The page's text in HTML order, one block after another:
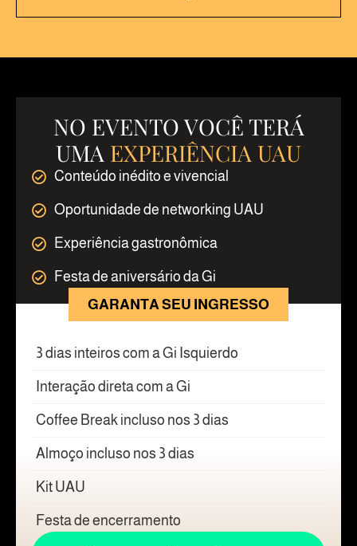
NO EVENTO VOCÊ TERÁ
UMA EXPERIÊNCIA UAU
Conteúdo inédito e vivencial
Oportunidade de networking UAU
Experiência gastronômica
Festa de aniversário da Gi
GARANTA SEU INGRESSO
3 dias inteiros com a Gi Isquierdo
Interação direta com a Gi
Coffee Break incluso nos 3 dias
Almoço incluso nos 3 dias
Kit UAU
Festa de encerramento